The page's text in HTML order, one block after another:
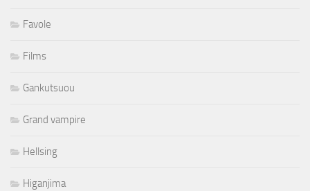
Favole
Films
Gankutsuou
Grand vampire
Hellsing
Higanjima